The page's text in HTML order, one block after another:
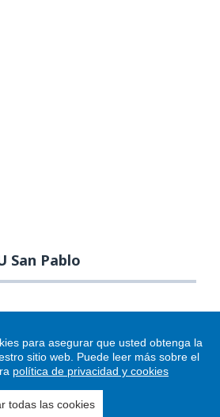
San Pablo
para asegurar que usted obtenga la
sitio web. Puede leer más sobre el
política de privacidad y cookies
todas las cookies